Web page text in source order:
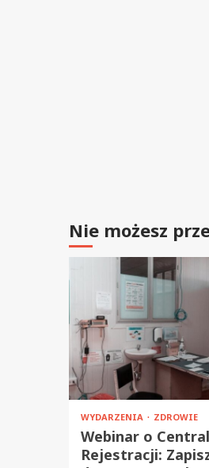
Nie możesz
WYDARZENIA ZDROWIE
Webinar o
Rejestracji: